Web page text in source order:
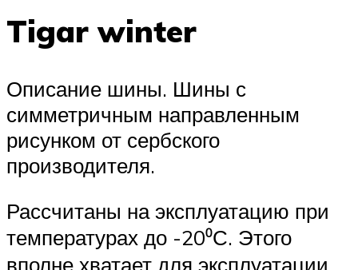
Tigar winter
Описание шины. Шины с
симметричным направленным
рисунком от сербского
производителя.
Рассчитаны на эксплуатацию при
температурах до -20⁰С. Этого
вполне хватает для эксплуатации